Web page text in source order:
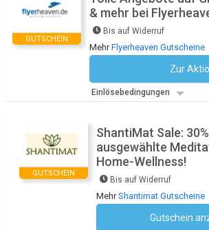
GUTSCHEIN
& mehr bei
Bis auf Widerruf
MehrFlyerheaven Gutscheine
Zur
Einlösebedingungen
GUTSCHEIN
ShantiMat Sale:
ausgewählte
Home-Wellness!
Bis auf Widerruf
MehrShantimat Gutscheine
Gutschein